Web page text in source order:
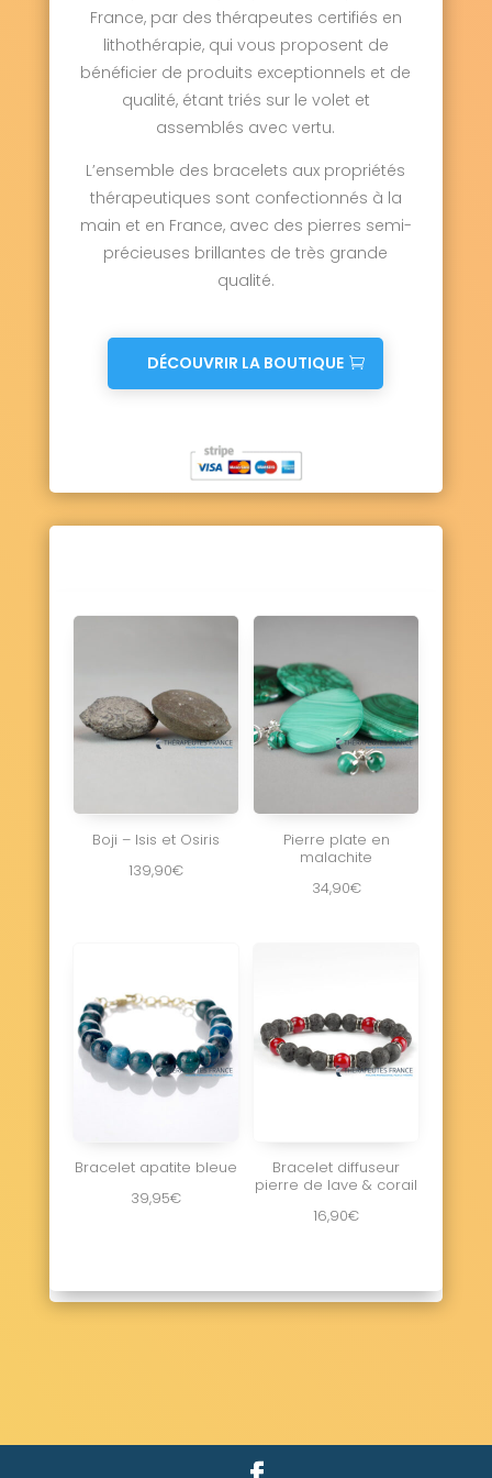
Tessel 14250
Thaon 14610
Le Theil-en-Auge 14130
Thue et Mue 14740
Tilly-la-Campagne 14540
Tilly-sur-Seulles 14250
Le Torquesne 14130
Touffréville 14940
Touques 14800
Tour-en-Bessin 14400
Tourgéville 14800
Tourville-en-Auge 14130
Tourville-sur-Odon 14210
Tracy-Bocage 14310
Tracy-sur-Mer 14117
Tréprel 14690
Trévières 14710
Le Tronquay 14490
Trouville-sur-Mer 14360
Vacognes-Neuilly 14210
Valambray 14370
Valdallière 14350
Valdallière 14410
Val d'Arry 14210
Val d'Arry 14310
Vaucelles 14400
Vaux-sur-Aure 14400
Vaux-sur-Seulles 14400
Vendes 14250
Vendeuvre 14170
Versainville 14700
Vienne-en-Bessin 14400
Vignats 14700
Villers-Bocage 14310
Villers-Canivet 14420
Villers-sur-Mer 14640
Villerville 14113
La Villette 14570
Villons-les-Buissons 14610
Villy-lez-Falaise 14700
Vire Normandie 14500
France, par des thérapeutes certifiés en
lithothérapie, qui vous proposent de
bénéficier de produits exceptionnels et de
qualité, étant triés sur le volet et
assemblés avec vertu.
L’ensemble des bracelets aux propriétés
thérapeutiques sont confectionnés à la
main et en France, avec des pierres semi-
précieuses brillantes de très grande
qualité.
DÉCOUVRIR LA BOUTIQUE
Boji – Isis et Osiris
139,90€
Pierre plate en
malachite
34,90€
Bracelet apatite bleue
39,95€
Bracelet diffuseur
pierre de lave & corail
16,90€